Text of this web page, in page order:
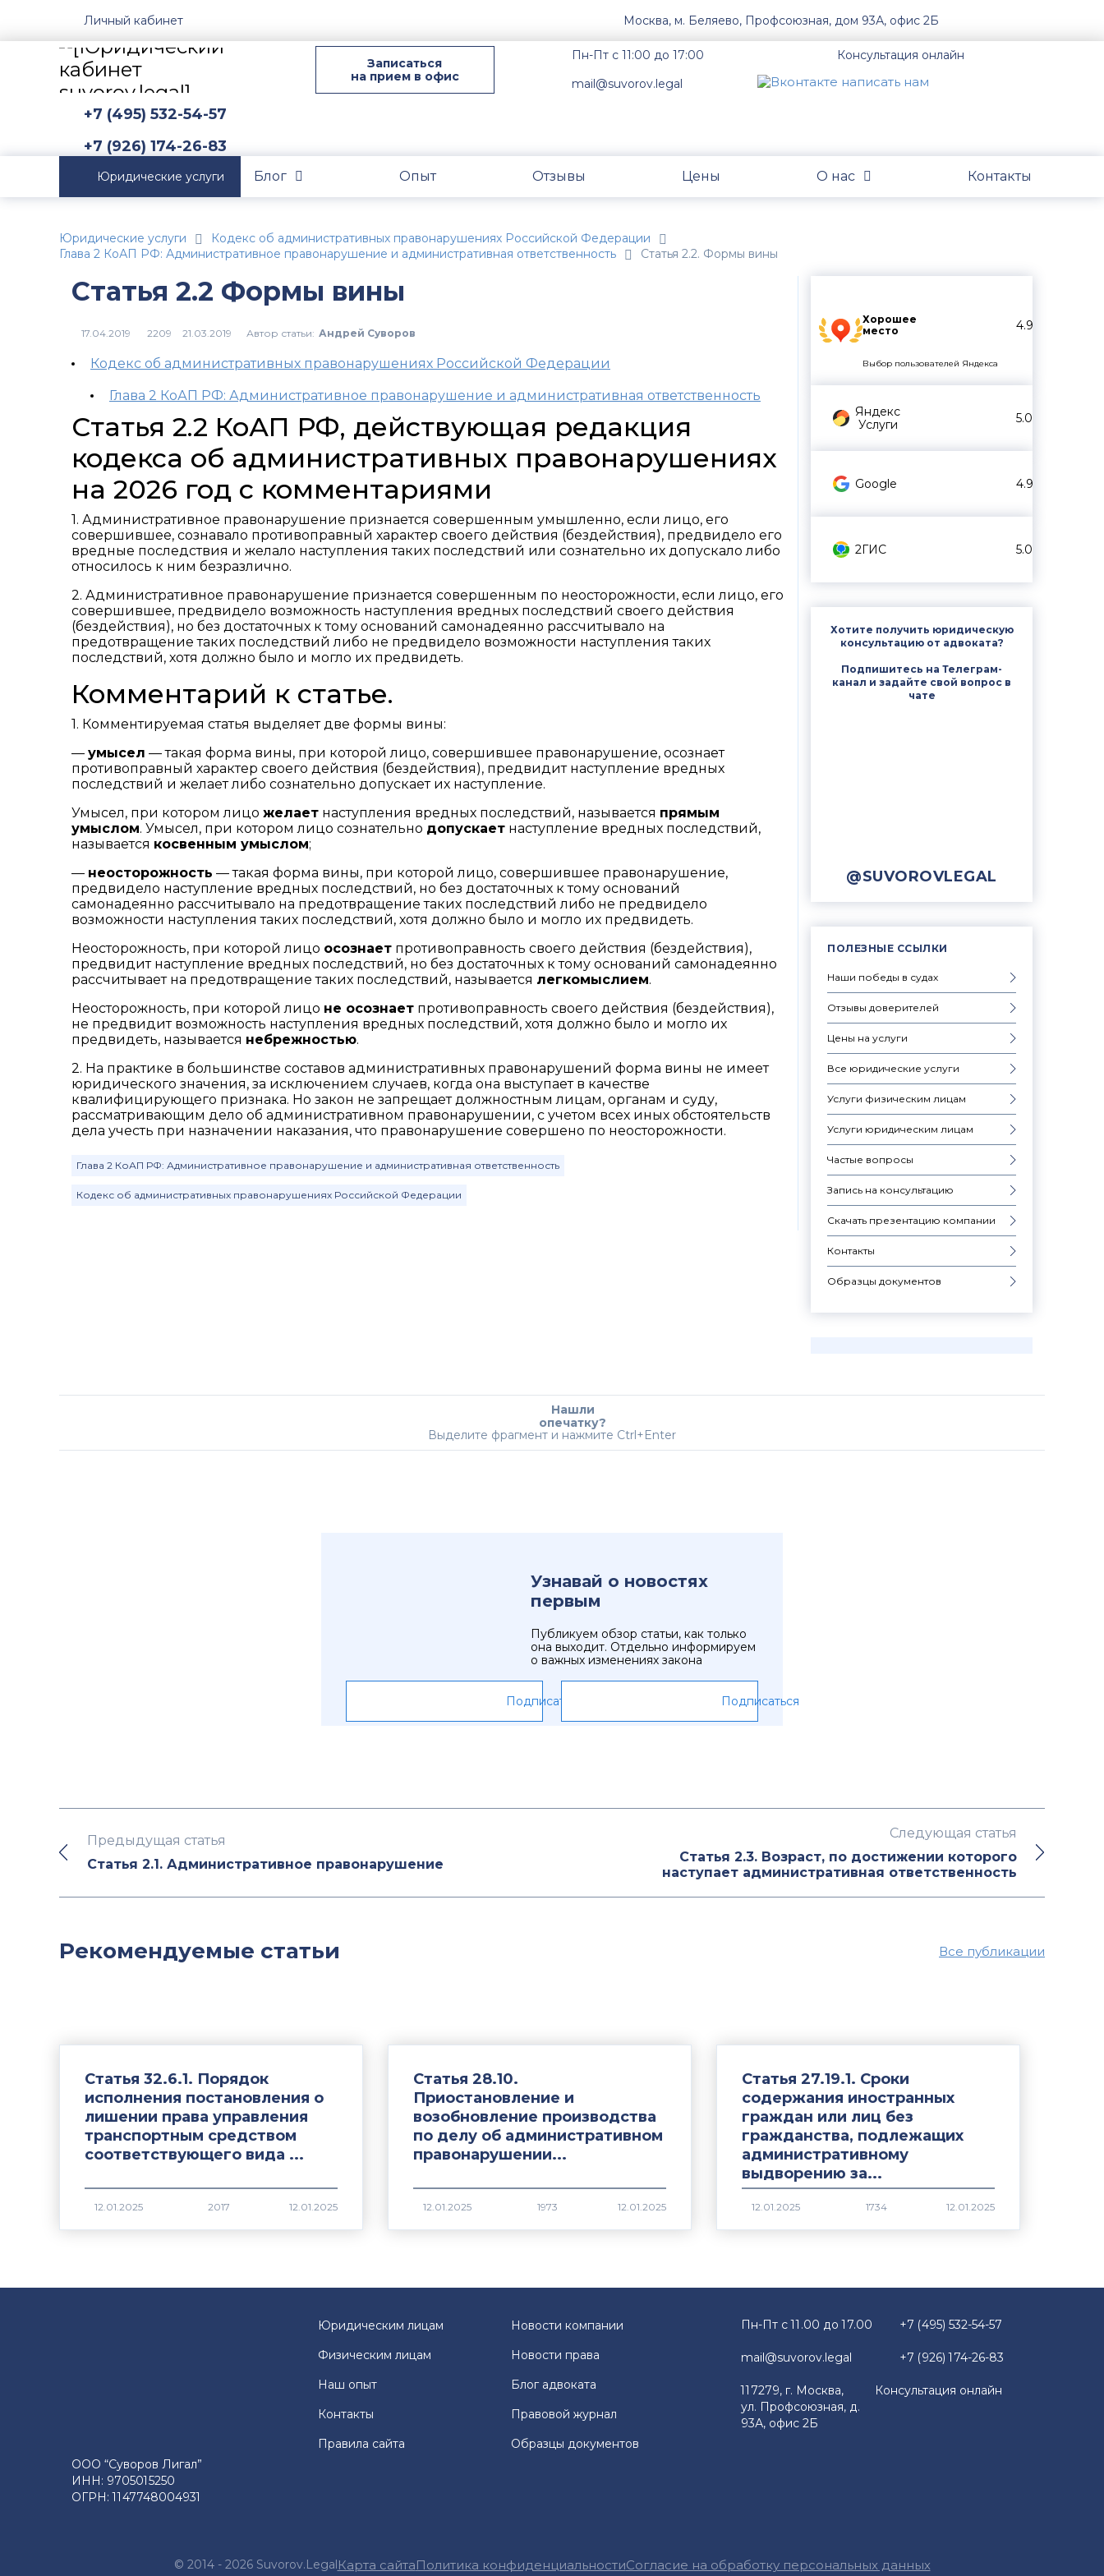
Личный кабинет Москва, м. Беляево, Профсоюзная, дом 93А, офис 2Б
Записаться
на прием в офис
Пн-Пт с 11:00 до 17:00
mail@suvorov.legal
Консультация онлайн
+7 (495) 532-54-57
+7 (926) 174-26-83
Юридические услуги Блог Опыт Отзывы Цены О нас Контакты
Юридические услуги
Кодекс об административных правонарушениях Российской Федерации
Глава 2 КоАП РФ: Административное правонарушение и административная ответственность
Статья 2.2. Формы вины
Хорошее
место
4.9
Выбор пользователей Яндекса
Яндекс
Услуги
5.0
Google 4.9
2ГИС 5.0
Хотите получить юридическую
консультацию от адвоката?
Подпишитесь на Телеграм-
канал и задайте свой вопрос в
чате
@SUVOROVLEGAL
ПОЛЕЗНЫЕ ССЫЛКИ
Наши победы в судах
Отзывы доверителей
Цены на услуги
Все юридические услуги
Услуги физическим лицам
Услуги юридическим лицам
Частые вопросы
Запись на консультацию
Скачать презентацию компании
Контакты
Образцы документов
Статья 2.2 Формы вины
2209 Автор статьи: Андрей Суворов
Кодекс об административных правонарушениях Российской Федерации
Глава 2 КоАП РФ: Административное правонарушение и административная ответственность
Статья 2.2 КоАП РФ, действующая редакция
кодекса об административных правонарушениях
на 2026 год с комментариями
1. Административное правонарушение признается совершенным умышленно, если лицо, его
совершившее, сознавало противоправный характер своего действия (бездействия), предвидело его
вредные последствия и желало наступления таких последствий или сознательно их допускало либо
относилось к ним безразлично.
2. Административное правонарушение признается совершенным по неосторожности, если лицо, его
совершившее, предвидело возможность наступления вредных последствий своего действия
(бездействия), но без достаточных к тому оснований самонадеянно рассчитывало на
предотвращение таких последствий либо не предвидело возможности наступления таких
последствий, хотя должно было и могло их предвидеть.
Комментарий к статье.
1. Комментируемая статья выделяет две формы вины:
— умысел — такая форма вины, при которой лицо, совершившее правонарушение, осознает
противоправный характер своего действия (бездействия), предвидит наступление вредных
последствий и желает либо сознательно допускает их наступление.
Умысел, при котором лицо желает наступления вредных последствий, называется прямым
умыслом. Умысел, при котором лицо сознательно допускает наступление вредных последствий,
называется косвенным умыслом;
— неосторожность — такая форма вины, при которой лицо, совершившее правонарушение,
предвидело наступление вредных последствий, но без достаточных к тому оснований
самонадеянно рассчитывало на предотвращение таких последствий либо не предвидело
возможности наступления таких последствий, хотя должно было и могло их предвидеть.
Неосторожность, при которой лицо осознает противоправность своего действия (бездействия),
предвидит наступление вредных последствий, но без достаточных к тому оснований самонадеянно
рассчитывает на предотвращение таких последствий, называется легкомыслием.
Неосторожность, при которой лицо не осознает противоправность своего действия (бездействия),
не предвидит возможность наступления вредных последствий, хотя должно было и могло их
предвидеть, называется небрежностью.
2. На практике в большинстве составов административных правонарушений форма вины не имеет
юридического значения, за исключением случаев, когда она выступает в качестве
квалифицирующего признака. Но закон не запрещает должностным лицам, органам и суду,
рассматривающим дело об административном правонарушении, с учетом всех иных обстоятельств
дела учесть при назначении наказания, что правонарушение совершено по неосторожности.
Глава 2 КоАП РФ: Административное правонарушение и административная ответственность
Кодекс об административных правонарушениях Российской Федерации
Нашли
опечатку?
Выделите фрагмент и нажмите Ctrl+Enter
Узнавай о новостях
первым
Публикуем обзор статьи, как только
она выходит. Отдельно информируем
о важных изменениях закона
Подписаться Подписаться
Предыдущая статья
Статья 2.1. Административное правонарушение
Следующая статья
Статья 2.3. Возраст, по достижении которого
наступает административная ответственность
Все публикации
Рекомендуемые статьи
Статья 32.6.1. Порядок
исполнения постановления о
лишении права управления
транспортным средством
соответствующего вида ...
2017
Статья 28.10.
Приостановление и
возобновление производства
по делу об административном
правонарушении...
1973
Статья 27.19.1. Сроки
содержания иностранных
граждан или лиц без
гражданства, подлежащих
административному
выдворению за...
1734
ООО “Суворов Лигал”
ИНН: 9705015250
ОГРН: 1147748004931
Юридическим лицам
Новости компании
Физическим лицам
Новости права
Наш опыт
Блог адвоката
Контакты
Правовой журнал
Правила сайта
Образцы документов
Пн-Пт с 11.00 до 17.00
mail@suvorov.legal
117279, г. Москва,
ул. Профсоюзная, д.
93А, офис 2Б
+7 (495) 532-54-57
+7 (926) 174-26-83
Консультация онлайн
© 2014 - 2026 Suvorov.LegalКарта сайтаПолитика конфиденциальностиСогласие на обработку персональных данных